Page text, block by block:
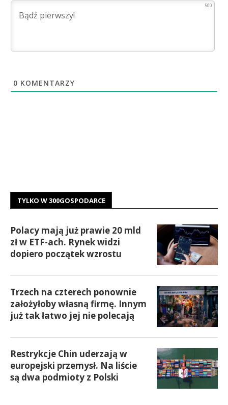
500
0 KOMENTARZY
TYLKO W 300GOSPODARCE
Polacy mają już prawie 20 mld
zł w ETF-ach. Rynek widzi
dopiero początek wzrostu
Trzech na czterech ponownie
założyłoby własną firmę. Innym
już tak łatwo jej nie polecają
Restrykcje Chin uderzają w
europejski przemysł. Na liście
są dwa podmioty z Polski